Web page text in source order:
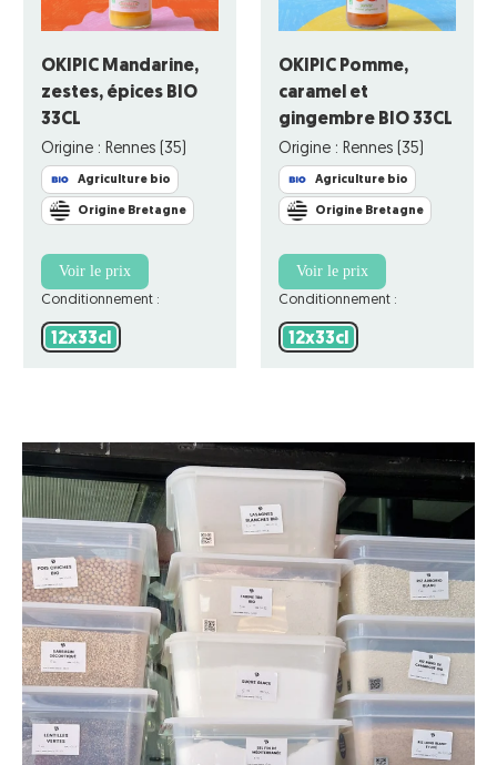
OKIPIC Mandarine,
zestes, épices BIO
33CL
Origine : Rennes (35)
Agriculture bio
Origine Bretagne
Voir le prix
Conditionnement :
12x33cl
OKIPIC Pomme,
caramel et
gingembre BIO 33CL
Origine : Rennes (35)
Agriculture bio
Origine Bretagne
Voir le prix
Conditionnement :
12x33cl